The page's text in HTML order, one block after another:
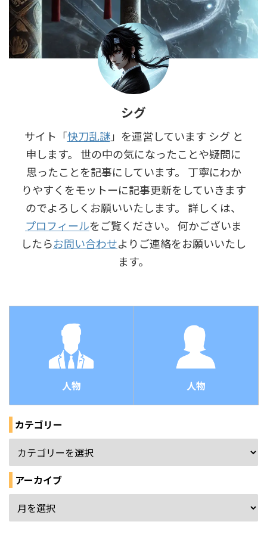
シグ
サイト「快刀乱謎」を運営しています シグ と
申します。 世の中の気になったことや疑問に
思ったことを記事にしています。 丁寧にわか
りやすくをモットーに記事更新をしていきます
のでよろしくお願いいたします。 詳しくは、
プロフィールをご覧ください。 何かございま
したらお問い合わせよりご連絡をお願いいたし
ます。
人物 人物
カテゴリー
アーカイブ